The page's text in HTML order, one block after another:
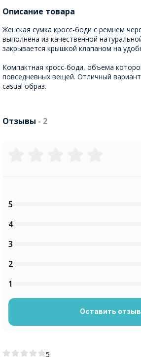
Описание товара
Женская сумка кросс-боди с ремнем
выполнена из качественной
закрывается крышкой клапаном на
Компактная кросс-боди, объема
повседневных вещей. Отличный
casual образ.
Отзывы - 2
5
5
4
3
2
1
Оставить отзыв